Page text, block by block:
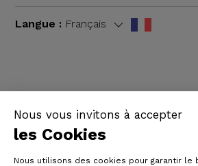
Nous vous invitons à accepter
les Cookies
Nous utilisons des cookies pour garantir le
Langue : Français